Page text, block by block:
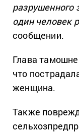
разрушенного
один человек
сообщении.
Глава
что
женщина.
Также